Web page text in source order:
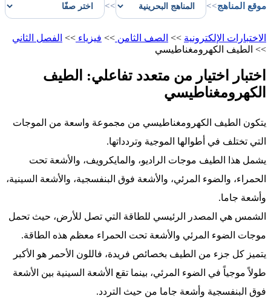
موقع المناهج>>
>>
الاختبارات الإلكترونية >> الصف الثامن >> فيزياء >> الفصل الثاني
>> الطيف الكهرومغناطيسي
اختبار اختيار من متعدد تفاعلي: الطيف
الكهرومغناطيسي
يتكون الطيف الكهرومغناطيسي من مجموعة واسعة من الموجات
التي تختلف في أطوالها الموجية وتردداتها.
يشمل هذا الطيف موجات الراديو، والمايكرويف، والأشعة تحت
الحمراء، والضوء المرئي، والأشعة فوق البنفسجية، والأشعة السينية،
وأشعة جاما.
الشمس هي المصدر الرئيسي للطاقة التي تصل للأرض، حيث تحمل
موجات الضوء المرئي والأشعة تحت الحمراء معظم هذه الطاقة.
يتميز كل جزء من الطيف بخصائص فريدة، فاللون الأحمر هو الأكبر
طولاً موجياً في الضوء المرئي، بينما تقع الأشعة السينية بين الأشعة
فوق البنفسجية وأشعة جاما من حيث التردد.